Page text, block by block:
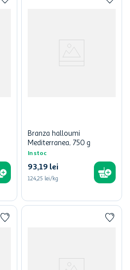
Branza halloumi
Mediterranea, 750 g
In stoc
93,19 lei
124,25 lei/kg